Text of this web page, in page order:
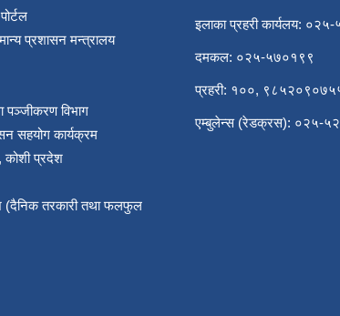
प्रशासन मन्त्रालय
पञ्‍जीकरण विभाग
सहयोग कार्यक्रम
कोशी प्रदेश
(दैनिक तरकारी तथा फलफुल
इलाका प्रहरी कार्यलय:
दमकल: ०२५-५७०१९९
प्रहरी: १००,
एम्बुलेन्स (रेडक्रस): ०२५-